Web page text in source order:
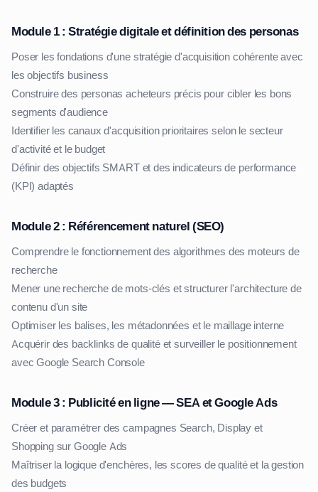
Module 1 : Stratégie digitale et définition des personas
Poser les fondations d'une stratégie d'acquisition cohérente avec
les objectifs business
Construire des personas acheteurs précis pour cibler les bons
segments d'audience
Identifier les canaux d'acquisition prioritaires selon le secteur
d'activité et le budget
Définir des objectifs SMART et des indicateurs de performance
(KPI) adaptés
Module 2 : Référencement naturel (SEO)
Comprendre le fonctionnement des algorithmes des moteurs de
recherche
Mener une recherche de mots-clés et structurer l'architecture de
contenu d'un site
Optimiser les balises, les métadonnées et le maillage interne
Acquérir des backlinks de qualité et surveiller le positionnement
avec Google Search Console
Module 3 : Publicité en ligne — SEA et Google Ads
Créer et paramétrer des campagnes Search, Display et
Shopping sur Google Ads
Maîtriser la logique d'enchères, les scores de qualité et la gestion
des budgets